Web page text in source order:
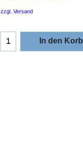
zzgl. Versand
In den Korb